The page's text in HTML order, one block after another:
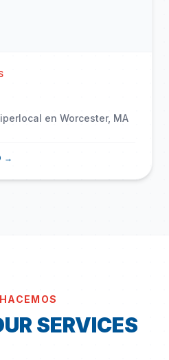
en Worcester, MA
→
SERVICES